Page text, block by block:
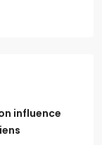
influence